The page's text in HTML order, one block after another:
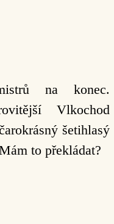
na konec.
Vlkochod
šetihlasý
to překládat?